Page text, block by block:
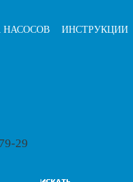
НАСОСОВ ИНСТРУКЦИИ
29